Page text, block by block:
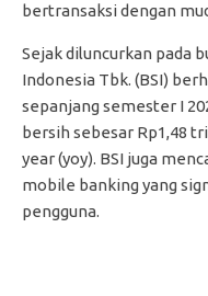
bertransaksi dengan
Sejak diluncurkan pada
Indonesia Tbk. (BSI)
sepanjang semester I
bersih sebesar Rp1,48
year (yoy). BSI juga
mobile banking yang
pengguna.